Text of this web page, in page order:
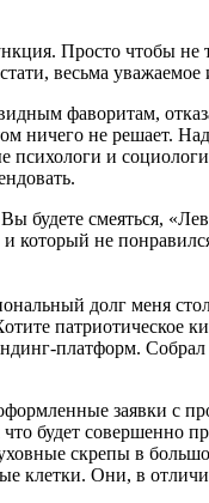
Просто чтобы
весьма уважаемое
фаворитам,
не решает.
психологи и
будете смеяться,
и который не
долг меня
платформ.
заявки с
будет совершенно
скрепы в
клетки. Они, в